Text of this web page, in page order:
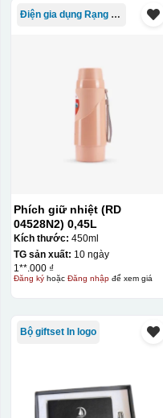
Điện gia dụng Rạng Đông
Phích giữ nhiệt (RD
04528N2) 0,45L
Kích thước: 450ml
TG sản xuất: 10 ngày
1**.000 ₫
Đăng kýhoặc Đăng nhậpđể xem giá
Bộ giftset In logo